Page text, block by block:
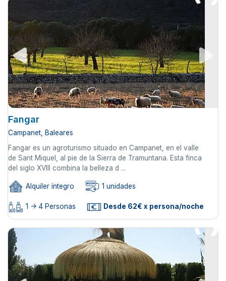
Fangar
Campanet, Baleares
Fangar es un agroturismo situado en Campanet, en el valle
de Sant Miquel, al pie de la Sierra de Tramuntana. Esta finca
del siglo XVIII combina la belleza d ...
Alquiler íntegro 1 unidades
1 -> 4 Personas Desde 62€ x persona/noche